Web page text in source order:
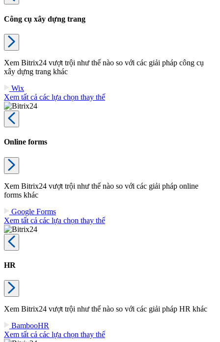
Công cụ xây dựng trang
Xem Bitrix24 vượt trội như thế nào so với các giải pháp công cụ
xây dựng trang khác
Wix
Xem tất cả các lựa chọn thay thế
Online forms
Xem Bitrix24 vượt trội như thế nào so với các giải pháp online
forms khác
Google Forms
Xem tất cả các lựa chọn thay thế
HR
Xem Bitrix24 vượt trội như thế nào so với các giải pháp HR khác
BambooHR
Xem tất cả các lựa chọn thay thế